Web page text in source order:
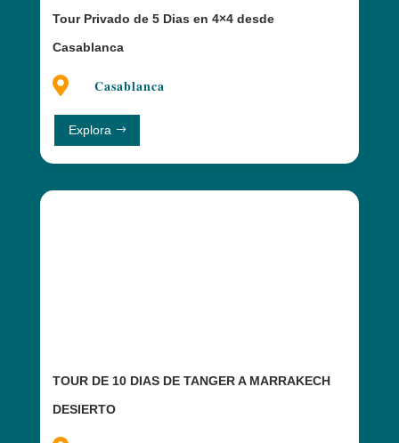
Tour Privado de 5 Dias en 4×4 desde
Casablanca
 Casablanca
Explora
TOUR DE 10 DIAS DE TANGER A MARRAKECH
DESIERTO